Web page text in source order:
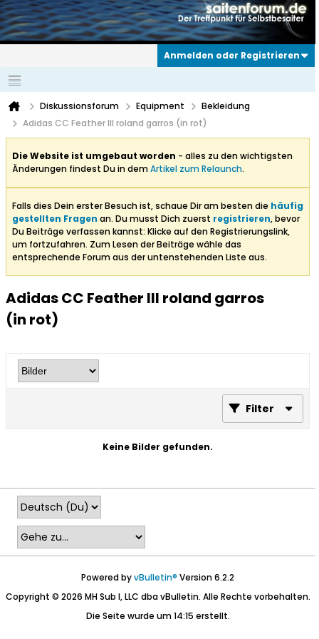
Anmelden oder Registrieren
Diskussionsforum Equipment
Bekleidung
Adidas CC Feather III roland garros (in rot)
Die Website ist umgebaut worden - alles zu den wichtigsten
Änderungen findest Du in demArtikel zum Relaunch.
Falls dies Dein erster Besuch ist, schaue Dir am besten die häufig
gestellten Fragen an. Du musst Dich zuerst registrieren, bevor
Du Beiträge verfassen kannst: Klicke auf den Registrierungslink,
um fortzufahren. Zum Lesen der Beiträge wähle das
entsprechende Forum aus der untenstehenden Liste aus.
Adidas CC Feather III roland garros
(in rot)
Filter
Keine Bilder gefunden.
Powered byvBulletin® Version 6.2.2
Copyright © 2026 MH Sub I, LLC dba vBulletin. Alle Rechte vorbehalten.
Die Seite wurde um 14:15 erstellt.